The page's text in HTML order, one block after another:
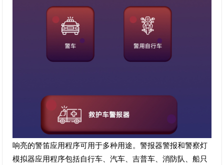
响亮的警笛应用程序可用于多种用途。警报器警报和警察灯
模拟器应用程序包括自行车、汽车、吉普车、消防队、船只